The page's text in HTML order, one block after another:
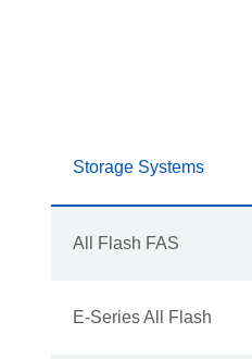
Storage Systems
All Flash FAS
E-Series All Flash